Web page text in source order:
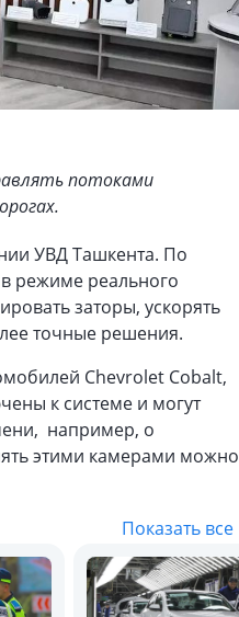
потоками
УВД Ташкента. По
режиме реального
заторы, ускорять
точные решения.
Chevrolet Cobalt,
к системе и могут
например, о
этими камерами можно
Показать все